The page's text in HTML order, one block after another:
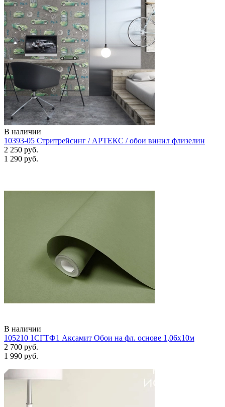
В наличии
10393-05 Стритрейсинг / АРТЕКС / обои винил флизелин
2 250 руб.
1 290 руб.
В наличии
105210 1СГТФ1 Аксамит Обои на фл. основе 1,06х10м
2 700 руб.
1 990 руб.